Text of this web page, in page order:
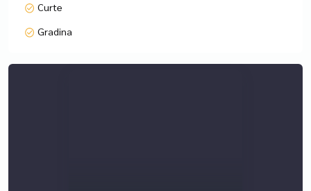
Curte
Gradina